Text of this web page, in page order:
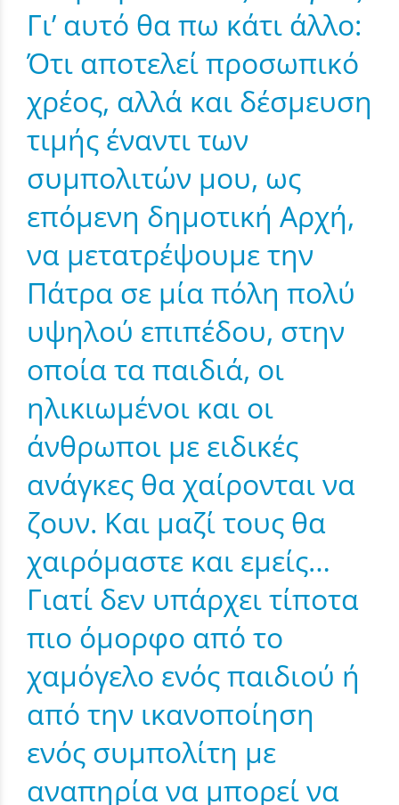
Γι’ αυτό θα πω κάτι άλλο:
Ότι αποτελεί προσωπικό
χρέος, αλλά και δέσμευση
τιμής έναντι των
συμπολιτών μου, ως
επόμενη δημοτική Αρχή,
να μετατρέψουμε την
Πάτρα σε μία πόλη πολύ
υψηλού επιπέδου, στην
οποία τα παιδιά, οι
ηλικιωμένοι και οι
άνθρωποι με ειδικές
ανάγκες θα χαίρονται να
ζουν. Και μαζί τους θα
χαιρόμαστε και εμείς…
Γιατί δεν υπάρχει τίποτα
πιο όμορφο από το
χαμόγελο ενός παιδιού ή
από την ικανοποίηση
ενός συμπολίτη με
αναπηρία να μπορεί να